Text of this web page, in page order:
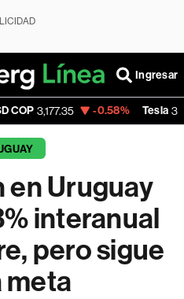
Ingresar
-0.58% Tesla 323.70 -
en Uruguay
interanual
pero sigue
meta